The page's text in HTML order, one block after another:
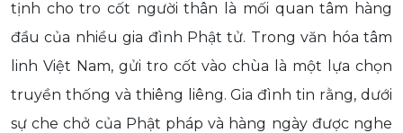
tịnh cho tro cốt người thân là mối quan tâm hàng
đầu của nhiều gia đình Phật tử. Trong văn hóa tâm
linh Việt Nam, gửi tro cốt vào chùa là một lựa chọn
truyền thống và thiêng liêng. Gia đình tin rằng, dưới
sự che chở của Phật pháp và hàng ngày được nghe